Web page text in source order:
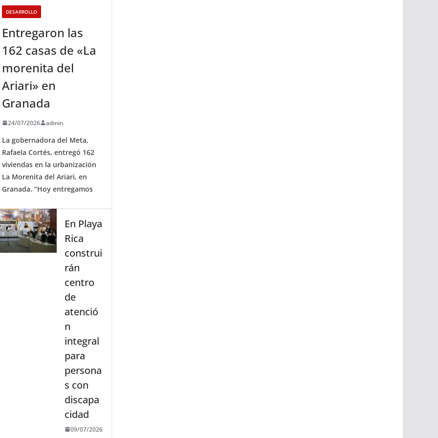
DESARROLLO
Entregaron las
162 casas de «La
morenita del
Ariari» en
Granada
24/07/2026 admin
La gobernadora del Meta,
Rafaela Cortés, entregó 162
viviendas en la urbanización
La Morenita del Ariari, en
Granada. “Hoy entregamos
En Playa
Rica
construi
rán
centro
de
atenció
n
integral
para
persona
s con
discapa
cidad
09/07/2026